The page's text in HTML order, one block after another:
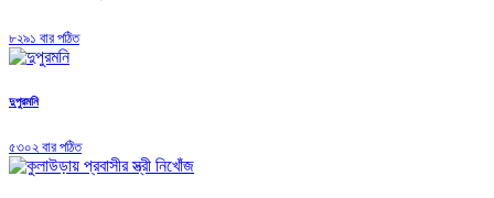
৮২৯১ বার পঠিত
দুপুরমনি
৫৩০২ বার পঠিত